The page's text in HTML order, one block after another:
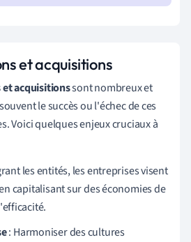
et acquisitions
et acquisitionssont nombreux et
le succès ou l'échec de ces
Voici quelques enjeux cruciaux à
les entités, les entreprises visent
capitalisant sur des économies de
: Harmoniser des cultures